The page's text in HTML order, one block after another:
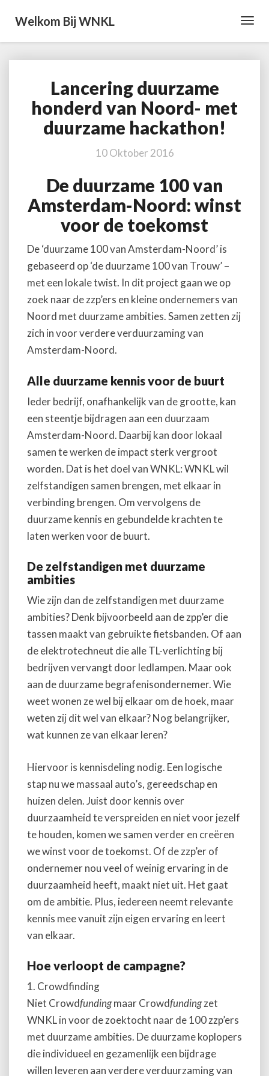
Welkom Bij WNKL
Lancering
duurzame
honderd
van
Noord-
met
hackathon!
Lancering duurzame
honderd van Noord- met
duurzame hackathon!
10 Oktober 2016
De duurzame 100 van
Amsterdam-Noord: winst
voor de toekomst
De ‘duurzame 100 van Amsterdam-Noord’ is
gebaseerd op ‘de duurzame 100 van Trouw’ –
met een lokale twist. In dit project gaan we op
zoek naar de zzp’ers en kleine ondernemers van
Noord met duurzame ambities. Samen zetten zij
zich in voor verdere verduurzaming van
Amsterdam-Noord.
Alle duurzame kennis voor de buurt
Ieder bedrijf, onafhankelijk van de grootte, kan
een steentje bijdragen aan een duurzaam
Amsterdam-Noord. Daarbij kan door lokaal
samen te werken de impact sterk vergroot
worden. Dat is het doel van WNKL: WNKL wil
zelfstandigen samen brengen, met elkaar in
verbinding brengen. Om vervolgens de
duurzame kennis en gebundelde krachten te
laten werken voor de buurt.
De zelfstandigen met duurzame
ambities
Wie zijn dan de zelfstandigen met duurzame
ambities? Denk bijvoorbeeld aan de zpp’er die
tassen maakt van gebruikte fietsbanden. Of aan
de elektrotechneut die alle TL-verlichting bij
bedrijven vervangt door ledlampen. Maar ook
aan de duurzame begrafenisondernemer. Wie
weet wonen ze wel bij elkaar om de hoek, maar
weten zij dit wel van elkaar? Nog belangrijker,
wat kunnen ze van elkaar leren?
Hiervoor is kennisdeling nodig. Een logische
stap nu we massaal auto’s, gereedschap en
huizen delen. Juist door kennis over
duurzaamheid te verspreiden en niet voor jezelf
te houden, komen we samen verder en creëren
we winst voor de toekomst. Of de zzp’er of
ondernemer nou veel of weinig ervaring in de
duurzaamheid heeft, maakt niet uit. Het gaat
om de ambitie. Plus, iedereen neemt relevante
kennis mee vanuit zijn eigen ervaring en leert
van elkaar.
Hoe verloopt de campagne?
1. Crowdfinding
Niet Crowdfundingmaar Crowdfundingzet
WNKL in voor de zoektocht naar de 100 zzp’ers
met duurzame ambities. De duurzame koplopers
die individueel en gezamenlijk een bijdrage
willen leveren aan verdere verduurzaming van